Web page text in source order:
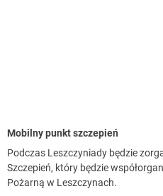
Mobilny punkt szczepień
Podczas Leszczyniady będzie
Szczepień, który będzie
Pożarną w Leszczynach.